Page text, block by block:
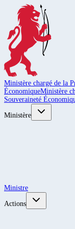
Ministère chargé de la
ÉconomiqueMinistère
Souveraineté
Ministère
Ministre
Actions